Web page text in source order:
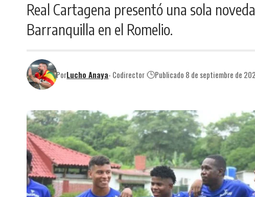
Real Cartagena presentó una sola
Barranquilla en el Romelio.
PorLucho Anaya- Codirector Publicado 8 de septiembre de